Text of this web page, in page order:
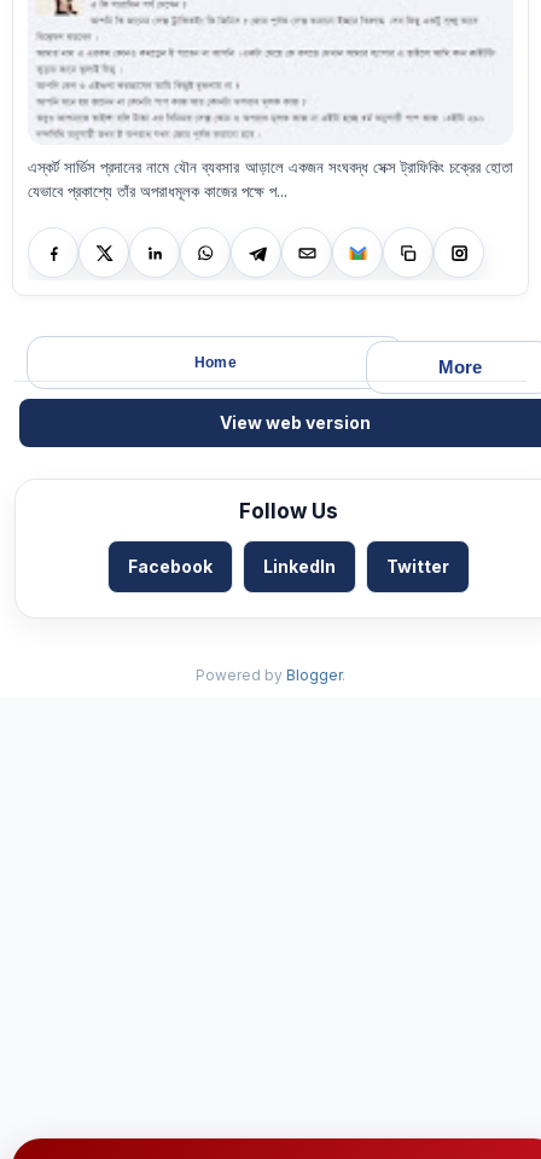
এস্কর্ট সার্ভিস প্রদানের নামে যৌন ব্যবসার আড়ালে একজন সংঘবদ্ধ সেক্স ট্রাফিকিং চক্রের হোতা
যেভাবে প্রকাশ্যে তাঁর অপরাধমূলক কাজের পক্ষে প...
More
Home
View web version
Follow Us
Facebook LinkedIn Twitter
Powered by Blogger.